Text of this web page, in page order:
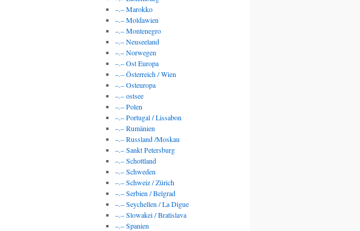
–.– Marokko
–.– Moldawien
–.– Montenegro
–.– Neuseeland
–.– Norwegen
–.– Ost Europa
–.– Österreich / Wien
–.– Osteuropa
–.– ostsee
–.– Polen
–.– Portugal / Lissabon
–.– Rumänien
–.– Russland /Moskau
–.– Sankt Petersburg
–.– Schottland
–.– Schweden
–.– Schweiz / Zürich
–.– Serbien / Belgrad
–.– Seychellen / La Digue
–.– Slowakei / Bratislava
–.– Spanien